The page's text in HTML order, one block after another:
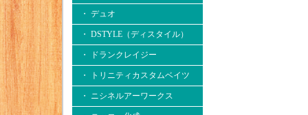
・ デュオ
・ DSTYLE（ディスタイル）
・ ドランクレイジー
・ トリニティカスタムベイツ
・ ニシネルアーワークス